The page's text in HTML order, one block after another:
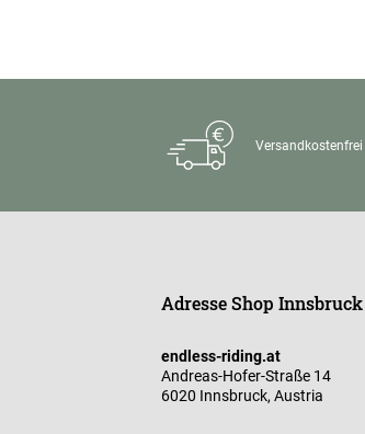
Versandkostenfrei
Adresse Shop Innsbruck
endless-riding.at
Andreas-Hofer-Straße 14
6020 Innsbruck, Austria